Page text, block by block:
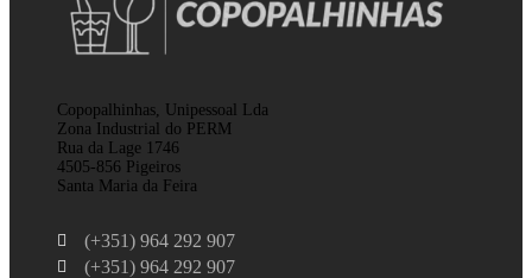
Copopalhinhas, Unipessoal Lda
Zona Industrial do PERM
Rua da Lage 1746
4505-856 Pigeiros
Santa Maria da Feira
(+351) 964 292 907
(+351) 964 292 907